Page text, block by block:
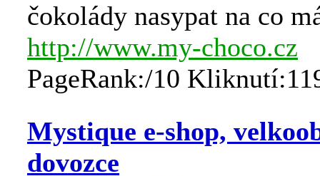
čokolády nasypat na co
http://www.my-choco.cz
PageRank:/10
Mystique e-shop,
dovozce